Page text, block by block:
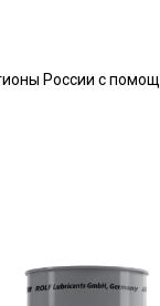
России с